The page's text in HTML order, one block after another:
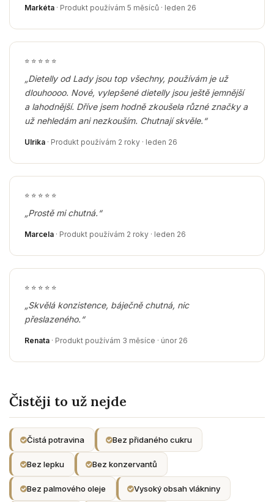
Markéta · Produkt používám 5 měsíců · leden 26
⭐ ⭐ ⭐ ⭐ ⭐
„Dietelly od Lady jsou top všechny, používám je už
dlouhoooo. Nové, vylepšené dietelly jsou ještě jemnější
a lahodnější. Dříve jsem hodně zkoušela různé značky a
už nehledám ani nezkouším. Chutnají skvěle.“
Ulrika · Produkt používám 2 roky · leden 26
⭐ ⭐ ⭐ ⭐ ⭐
„Prostě mi chutná.“
Marcela · Produkt používám 2 roky · leden 26
⭐ ⭐ ⭐ ⭐ ⭐
„Skvělá konzistence, báječně chutná, nic
přeslazeného.“
Renata · Produkt používám 3 měsíce · únor 26
Čistěji to už nejde
Čistá potravina Bez přidaného cukru
Bez lepku Bez konzervantů
Bez palmového oleje Vysoký obsah vlákniny